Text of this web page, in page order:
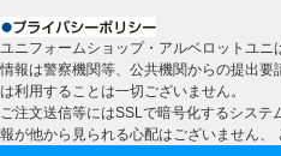
ユニフォームショップ・アルベロットユ
情報は警察機関等、公共機関からの提出
は利用することは一切ございません。
ご注文送信等にはSSLで暗号化するシス
報が他から見られる心配はございません、